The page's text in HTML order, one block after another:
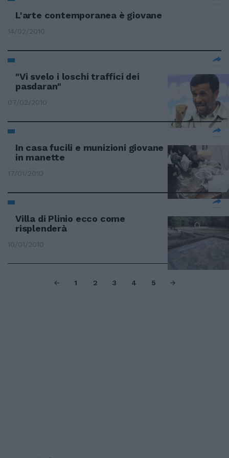
L'arte contemporanea è giovane
14/02/2010
"Vi svelo i loschi traffici dei
pasdaran"
07/02/2010
In casa fucili e munizioni giovane
in manette
17/01/2010
Villa di Plinio ecco come
risplenderà
10/01/2010
1 2 3 4 5